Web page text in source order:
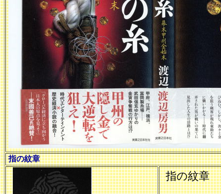
指の紋章
指の紋章